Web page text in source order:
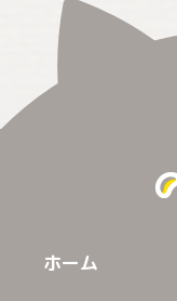
ホーム